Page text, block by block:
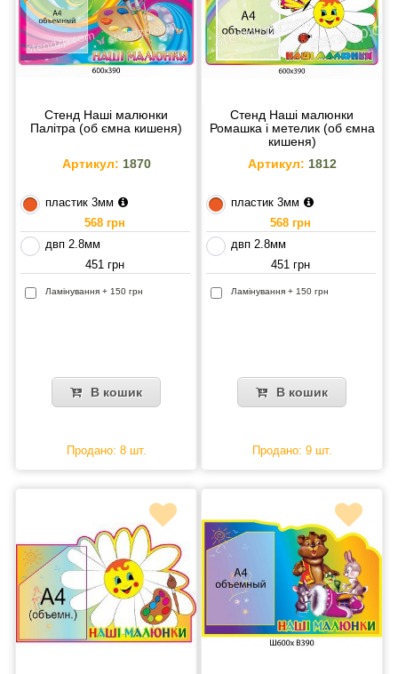
Стенд Наші малюнки
Палітра (об ємна кишеня)
Артикул: 1870
пластик 3мм
568 грн
двп 2.8мм
451 грн
Ламінування + 150 грн
В кошик
Продано: 8 шт.
Стенд Наші малюнки
Ромашка і метелик (об ємна
кишеня)
Артикул: 1812
пластик 3мм
568 грн
двп 2.8мм
451 грн
Ламінування + 150 грн
В кошик
Продано: 9 шт.